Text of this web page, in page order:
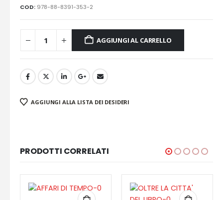
COD: 978-88-8391-353-2
AGGIUNGI AL CARRELLO
AGGIUNGI ALLA LISTA DEI DESIDERI
PRODOTTI CORRELATI